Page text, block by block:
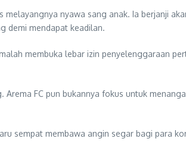
nyawa sang anak. Ia berjanji
demi mendapat keadilan.
membuka lebar izin penyelenggaraan
FC pun bukannya fokus untuk
sempat membawa angin segar bagi para